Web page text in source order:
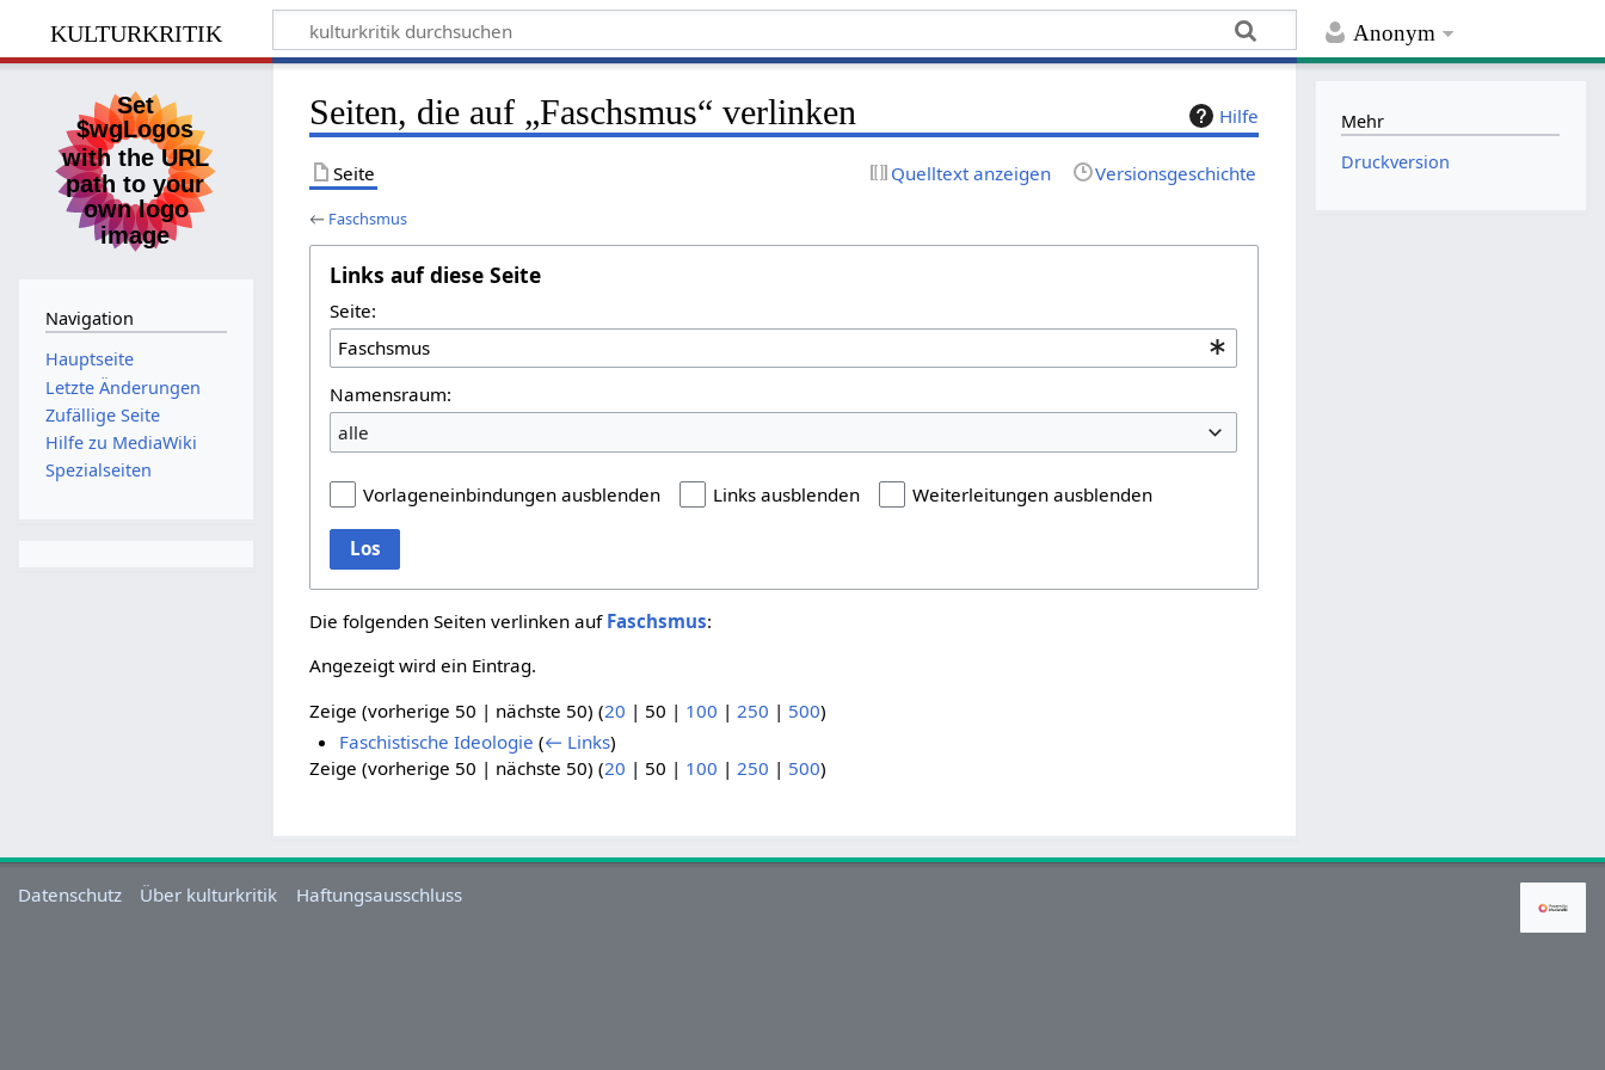
Anonym
kulturkritik
Hilfe
Seiten, die auf „Faschsmus“ verlinken
Seite Quelltext anzeigen Versionsgeschichte
← Faschsmus
Links auf diese Seite
Seite:
Namensraum:
alle
Vorlageneinbindungen ausblenden Links ausblenden Weiterleitungen ausblenden
Los
Die folgenden Seiten verlinken auf Faschsmus:
Angezeigt wird ein Eintrag.
Zeige (vorherige 50 | nächste 50) (20 | 50 | 100 | 250 | 500)
Faschistische Ideologie (← Links)
Zeige (vorherige 50 | nächste 50) (20 | 50 | 100 |250 | 500)
Navigation
Hauptseite
Letzte Änderungen
Zufällige Seite
Hilfe zu MediaWiki
Spezialseiten
Mehr
Druckversion
Datenschutz Über kulturkritik Haftungsausschluss